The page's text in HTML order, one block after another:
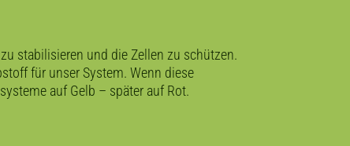
stabilisieren und die Zellen zu schützen.
für unser System. Wenn diese
auf Gelb – später auf Rot.